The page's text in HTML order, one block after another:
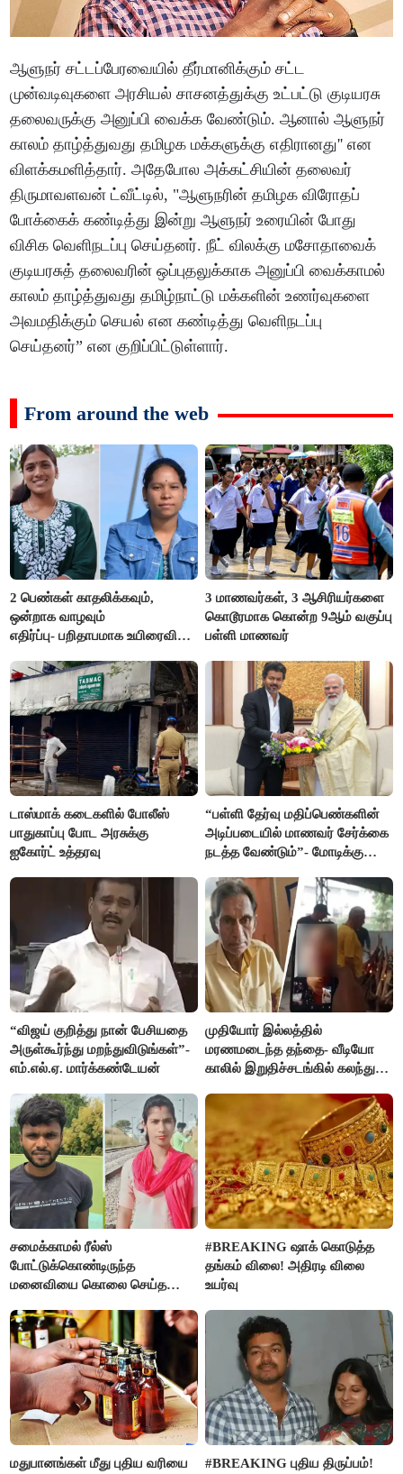
ஆளுநர் சட்டப்பேரவையில் தீர்மானிக்கும் சட்ட
முன்வடிவுகளை அரசியல் சாசனத்துக்கு உட்பட்டு குடியரசு
தலைவருக்கு அனுப்பி வைக்க வேண்டும். ஆனால் ஆளுநர்
காலம் தாழ்த்துவது தமிழக மக்களுக்கு எதிரானது'' என
விளக்கமளித்தார். அதேபோல அக்கட்சியின் தலைவர்
திருமாவளவன் ட்வீட்டில், "ஆளுநரின் தமிழக விரோதப்
போக்கைக் கண்டித்து இன்று ஆளுநர் உரையின் போது
விசிக வெளிநடப்பு செய்தனர். நீட் விலக்கு மசோதாவைக்
குடியரசுத் தலைவரின் ஒப்புதலுக்காக அனுப்பி வைக்காமல்
காலம் தாழ்த்துவது தமிழ்நாட்டு மக்களின் உணர்வுகளை
அவமதிக்கும் செயல் என கண்டித்து வெளிநடப்பு
செய்தனர்” என குறிப்பிட்டுள்ளார்.
From around the web
2 பெண்கள் காதலிக்கவும்,
ஒன்றாக வாழவும்
எதிர்ப்பு- பறிதாபமாக உயிரைவிட்ட
3 மாணவர்கள், 3 ஆசிரியர்களை
கொடூரமாக கொன்ற 9ஆம் வகுப்பு
பள்ளி மாணவர்
டாஸ்மாக் கடைகளில் போலீஸ்
பாதுகாப்பு போட அரசுக்கு
ஐகோர்ட் உத்தரவு
“பள்ளி தேர்வு மதிப்பெண்களின்
அடிப்படையில் மாணவர் சேர்க்கை
நடத்த வேண்டும்”- மோடிக்கு
“விஜய் குறித்து நான் பேசியதை
அருள்கூர்ந்து மறந்துவிடுங்கள்”-
எம்.எல்.ஏ. மார்க்கண்டேயன்
முதியோர் இல்லத்தில்
மரணமடைந்த தந்தை- வீடியோ
காலில் இறுதிச்சடங்கில் கலந்து
சமைக்காமல் ரீல்ஸ்
போட்டுக்கொண்டிருந்த
மனைவியை கொலை செய்த
#BREAKING ஷாக் கொடுத்த
தங்கம் விலை! அதிரடி விலை
உயர்வு
மதுபானங்கள் மீது புதிய வரியை
#BREAKING புதிய திருப்பம்!